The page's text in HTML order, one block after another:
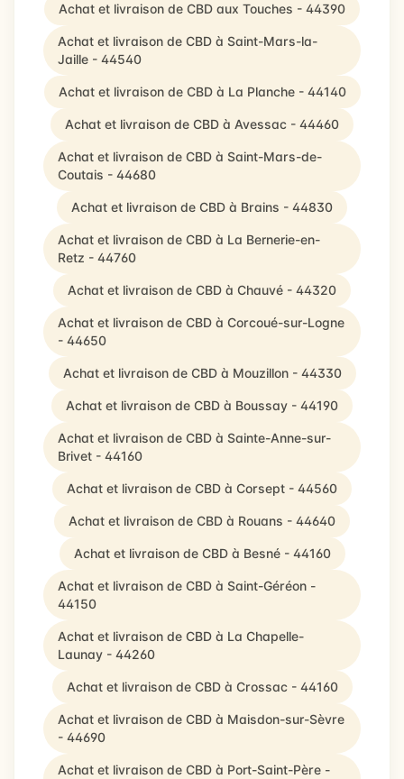
Achat et livraison de CBD aux Touches - 44390
Achat et livraison de CBD à Saint-Mars-la-
Jaille - 44540
Achat et livraison de CBD à La Planche - 44140
Achat et livraison de CBD à Avessac - 44460
Achat et livraison de CBD à Saint-Mars-de-
Coutais - 44680
Achat et livraison de CBD à Brains - 44830
Achat et livraison de CBD à La Bernerie-en-
Retz - 44760
Achat et livraison de CBD à Chauvé - 44320
Achat et livraison de CBD à Corcoué-sur-Logne
- 44650
Achat et livraison de CBD à Mouzillon - 44330
Achat et livraison de CBD à Boussay - 44190
Achat et livraison de CBD à Sainte-Anne-sur-
Brivet - 44160
Achat et livraison de CBD à Corsept - 44560
Achat et livraison de CBD à Rouans - 44640
Achat et livraison de CBD à Besné - 44160
Achat et livraison de CBD à Saint-Géréon -
44150
Achat et livraison de CBD à La Chapelle-
Launay - 44260
Achat et livraison de CBD à Crossac - 44160
Achat et livraison de CBD à Maisdon-sur-Sèvre
- 44690
Achat et livraison de CBD à Port-Saint-Père -